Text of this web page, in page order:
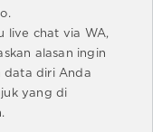
live chat via WA,
alasan ingin
data diri Anda
yang di